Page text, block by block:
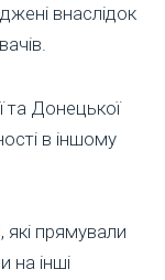
внаслідок
та Донецької
в іншому
які прямували
на інші